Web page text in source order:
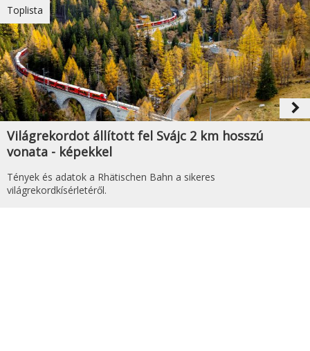
Toplista
navigate_next
Világrekordot állított fel Svájc 2 km hosszú
vonata - képekkel
Tények és adatok a Rhätischen Bahn a sikeres
világrekordkísérletéről.